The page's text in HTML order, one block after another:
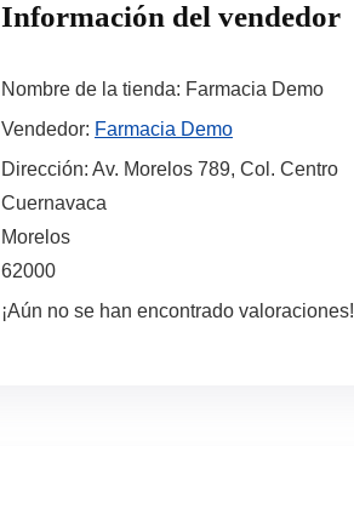
Información del vendedor
Nombre de la tienda: Farmacia Demo
Vendedor: Farmacia Demo
Dirección: Av. Morelos 789, Col. Centro
Cuernavaca
Morelos
62000
¡Aún no se han encontrado valoraciones!